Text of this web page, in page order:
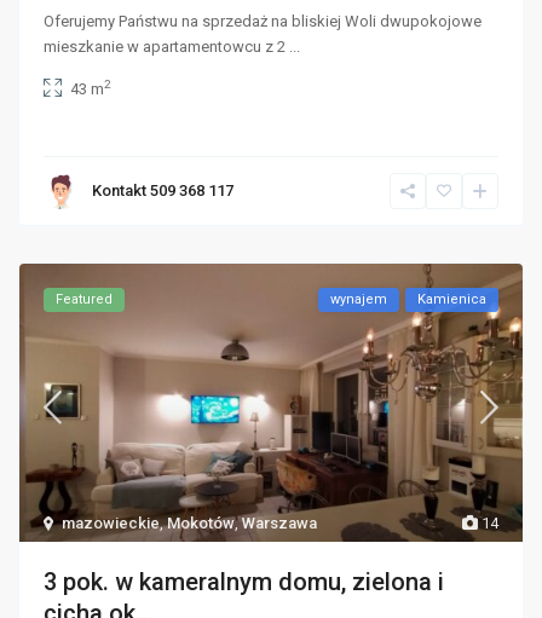
Oferujemy Państwu na sprzedaż na bliskiej Woli dwupokojowe
mieszkanie w apartamentowcu z 2 ...
43 m2
Kontakt 509 368 117
14
mazowieckie,Mokotów,Warszawa
Featured wynajem Kamienica
3 pok. w kameralnym domu, zielona i